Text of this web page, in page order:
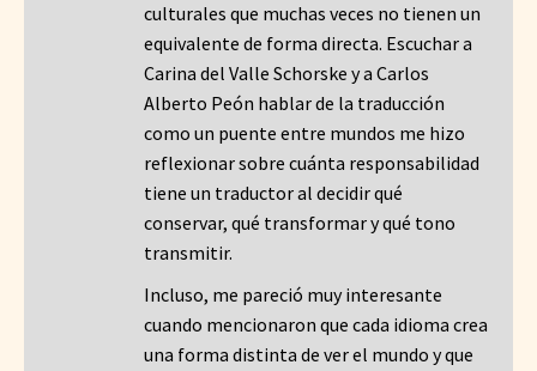
culturales que muchas veces no tienen un
equivalente de forma directa. Escuchar a
Carina del Valle Schorske y a Carlos
Alberto Peón hablar de la traducción
como un puente entre mundos me hizo
reflexionar sobre cuánta responsabilidad
tiene un traductor al decidir qué
conservar, qué transformar y qué tono
transmitir.
Incluso, me pareció muy interesante
cuando mencionaron que cada idioma crea
una forma distinta de ver el mundo y que